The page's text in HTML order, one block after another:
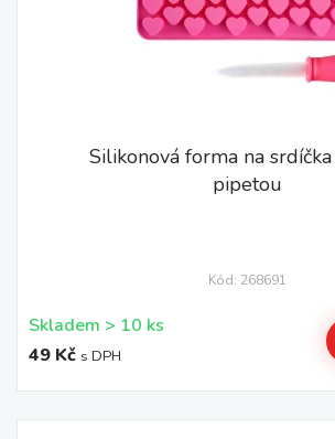
Silikonová forma na srdíčka
pipetou
Kód: 268691
Skladem > 10 ks
49 Kč s DPH